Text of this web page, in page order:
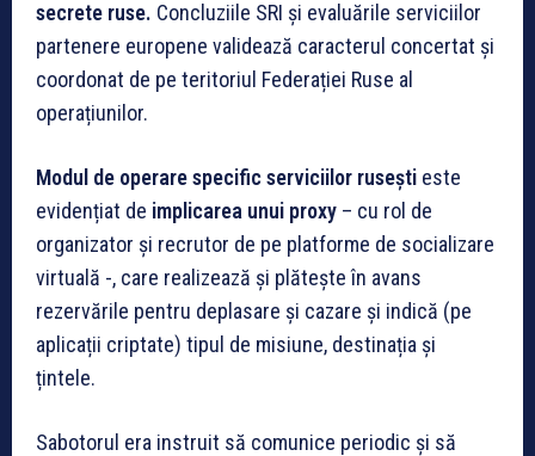
secrete ruse. Concluziile SRI și evaluările serviciilor
partenere europene validează caracterul concertat și
coordonat de pe teritoriul Federației Ruse al
operațiunilor.
Modul de operare specific serviciilor rusești este
evidențiat de implicarea unui proxy – cu rol de
organizator și recrutor de pe platforme de socializare
virtuală -, care realizează și plătește în avans
rezervările pentru deplasare și cazare și indică (pe
aplicații criptate) tipul de misiune, destinația și
țintele.
Sabotorul era instruit să comunice periodic și să